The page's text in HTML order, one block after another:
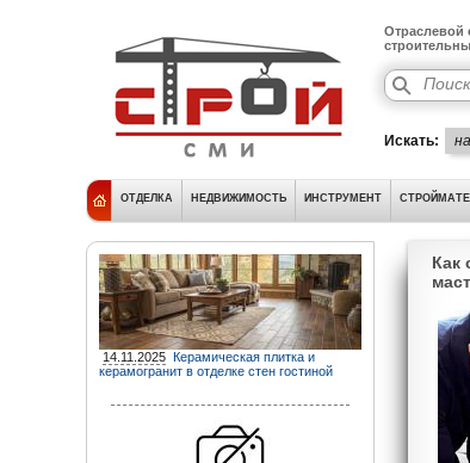
Отраслевой
Искать:
ОТДЕЛКА НЕДВИЖИМОСТЬ ИНСТРУМЕНТ
14.11.2025 Керамическая плитка и
керамогранит в отделке стен гостиной
Как